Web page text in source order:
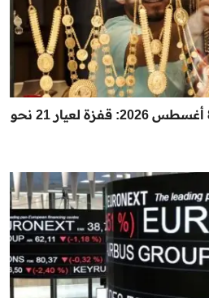
أسعار الذهب في السبت 8 أغسطس 2026: قفزة لعيار 21 نحو